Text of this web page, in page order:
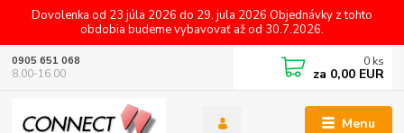
Dovolenka od 23 júla 2026 do 29. jula 2026 Objednávky z tohto
obdobia budeme vybavovať až od 30.7.2026.
Menu
0905 651 068
8.00-16.00
0 ks
za 0,00 EUR